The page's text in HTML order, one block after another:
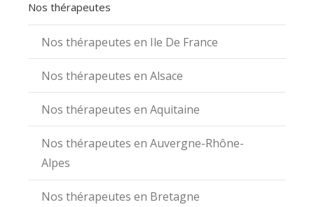
Nos thérapeutes
Nos thérapeutes en Ile De France
Nos thérapeutes en Alsace
Nos thérapeutes en Aquitaine
Nos thérapeutes en Auvergne-Rhône-
Alpes
Nos thérapeutes en Bretagne